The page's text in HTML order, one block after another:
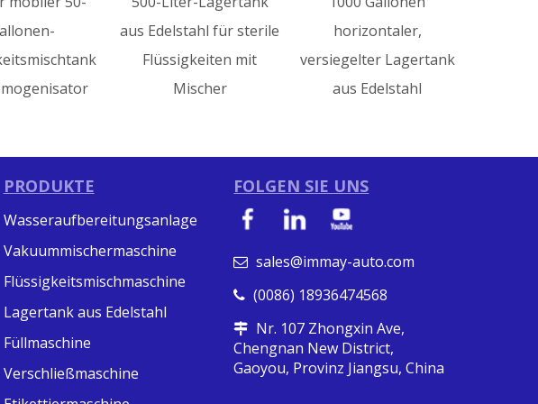
aus Edelstahl für sterile
Flüssigkeiten mit
Mischer
horizontaler,
versiegelter Lagertank
aus Edelstahl
PRODUKTE
Wasseraufbereitungsanlage
Vakuummischermaschine
Flüssigkeitsmischmaschine
Lagertank aus Edelstahl
Füllmaschine
Verschließmaschine
FOLGEN SIE UNS
 sales@immay-auto.com
 (0086) 18936474568

Nr. 107 Zhongxin Ave,
Chengnan New District,
Gaoyou, Provinz Jiangsu, China